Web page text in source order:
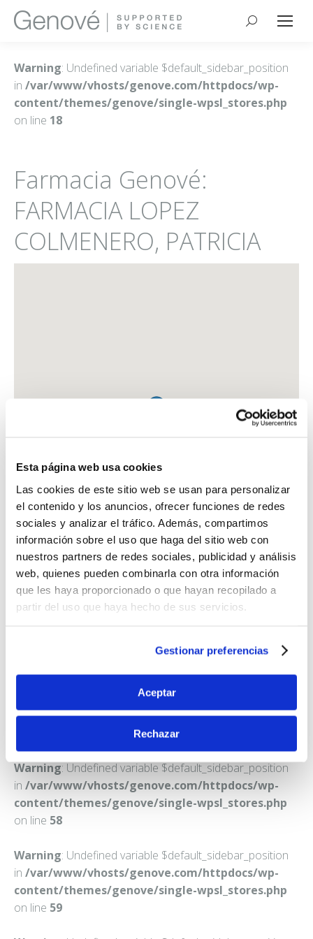
Esta página web usa cookies
Las cookies de este sitio web se usan para personalizar
el contenido y los anuncios, ofrecer funciones de redes
sociales y analizar el tráfico. Además, compartimos
información sobre el uso que haga del sitio web con
nuestros partners de redes sociales, publicidad y análisis
web, quienes pueden combinarla con otra información
que les haya proporcionado o que hayan recopilado a
partir del uso que haya hecho de sus servicios.
Gestionar preferencias
Aceptar
Rechazar
Buscar:
Warning: Undefined variable $default_sidebar_position
in /var/www/vhosts/genove.com/httpdocs/wp-
content/themes/genove/single-wpsl_stores.php
on line 18
Farmacia Genové:
FARMACIA LOPEZ
COLMENERO, PATRICIA
FARMACIA LOPEZ COLMENERO, PATRICIA
C. URZAIZ, 121
Warning: Undefined variable $default_sidebar_position
in /var/www/vhosts/genove.com/httpdocs/wp-
content/themes/genove/single-wpsl_stores.php
on line 58
Warning: Undefined variable $default_sidebar_position
in /var/www/vhosts/genove.com/httpdocs/wp-
content/themes/genove/single-wpsl_stores.php
on line 59